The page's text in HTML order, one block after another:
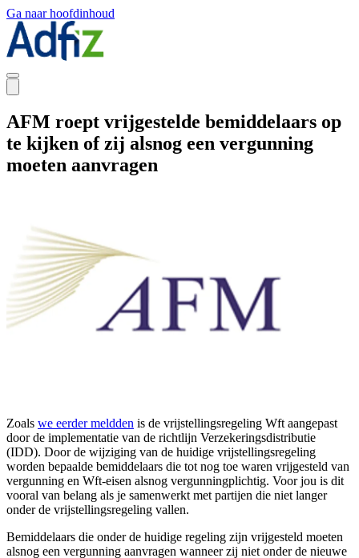
Ga naar hoofdinhoud
AFM roept vrijgestelde bemiddelaars op
te kijken of zij alsnog een vergunning
moeten aanvragen
Zoals we eerder meldden is de vrijstellingsregeling Wft aangepast
door de implementatie van de richtlijn Verzekeringsdistributie
(IDD). Door de wijziging van de huidige vrijstellingsregeling
worden bepaalde bemiddelaars die tot nog toe waren vrijgesteld van
vergunning en Wft-eisen alsnog vergunningplichtig. Voor jou is dit
vooral van belang als je samenwerkt met partijen die niet langer
onder de vrijstellingsregeling vallen.
Bemiddelaars die onder de huidige regeling zijn vrijgesteld moeten
alsnog een vergunning aanvragen wanneer zij niet onder de nieuwe